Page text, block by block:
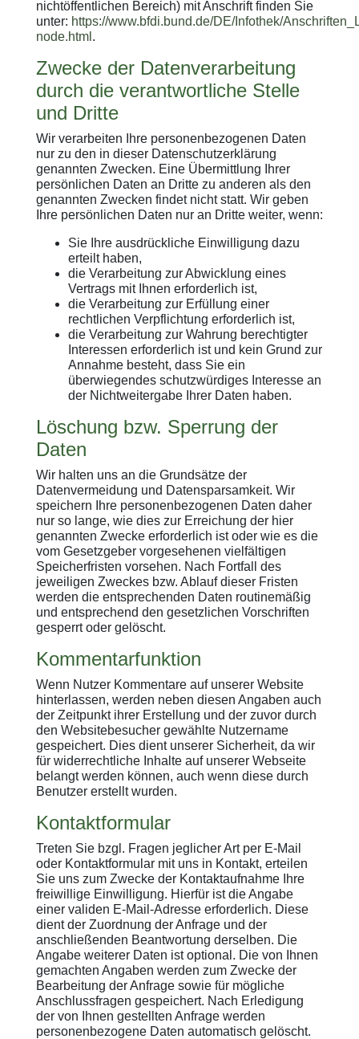
nichtöffentlichen Bereich) mit Anschrift finden Sie
unter: https://www.bfdi.bund.de/DE/Infothek/
node.html .
Zwecke der Datenverarbeitung
durch die verantwortliche Stelle
und Dritte
Wir verarbeiten Ihre personenbezogenen Daten
nur zu den in dieser Datenschutzerklärung
genannten Zwecken. Eine Übermittlung Ihrer
persönlichen Daten an Dritte zu anderen als den
genannten Zwecken findet nicht statt. Wir geben
Ihre persönlichen Daten nur an Dritte weiter, wenn:
Sie Ihre ausdrückliche Einwilligung dazu
erteilt haben,
die Verarbeitung zur Abwicklung eines
Vertrags mit Ihnen erforderlich ist,
die Verarbeitung zur Erfüllung einer
rechtlichen Verpflichtung erforderlich ist,
die Verarbeitung zur Wahrung berechtigter
Interessen erforderlich ist und kein Grund zur
Annahme besteht, dass Sie ein
überwiegendes schutzwürdiges Interesse an
der Nichtweitergabe Ihrer Daten haben.
Löschung bzw. Sperrung der
Daten
Wir halten uns an die Grundsätze der
Datenvermeidung und Datensparsamkeit. Wir
speichern Ihre personenbezogenen Daten daher
nur so lange, wie dies zur Erreichung der hier
genannten Zwecke erforderlich ist oder wie es die
vom Gesetzgeber vorgesehenen vielfältigen
Speicherfristen vorsehen. Nach Fortfall des
jeweiligen Zweckes bzw. Ablauf dieser Fristen
werden die entsprechenden Daten routinemäßig
und entsprechend den gesetzlichen Vorschriften
gesperrt oder gelöscht.
Kommentarfunktion
Wenn Nutzer Kommentare auf unserer Website
hinterlassen, werden neben diesen Angaben auch
der Zeitpunkt ihrer Erstellung und der zuvor durch
den Websitebesucher gewählte Nutzername
gespeichert. Dies dient unserer Sicherheit, da wir
für widerrechtliche Inhalte auf unserer Webseite
belangt werden können, auch wenn diese durch
Benutzer erstellt wurden.
Kontaktformular
Treten Sie bzgl. Fragen jeglicher Art per E-Mail
oder Kontaktformular mit uns in Kontakt, erteilen
Sie uns zum Zwecke der Kontaktaufnahme Ihre
freiwillige Einwilligung. Hierfür ist die Angabe
einer validen E-Mail-Adresse erforderlich. Diese
dient der Zuordnung der Anfrage und der
anschließenden Beantwortung derselben. Die
Angabe weiterer Daten ist optional. Die von Ihnen
gemachten Angaben werden zum Zwecke der
Bearbeitung der Anfrage sowie für mögliche
Anschlussfragen gespeichert. Nach Erledigung
der von Ihnen gestellten Anfrage werden
personenbezogene Daten automatisch gelöscht.